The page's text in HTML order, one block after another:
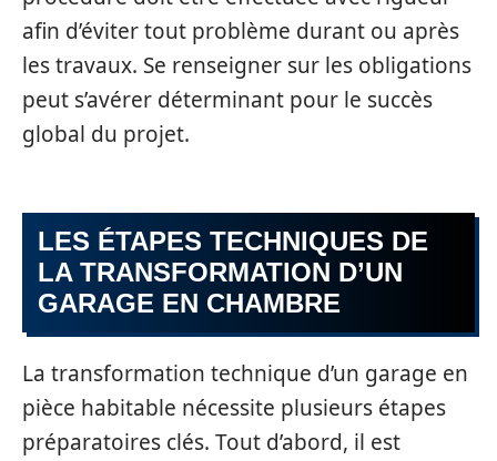
afin d’éviter tout problème durant ou après
les travaux. Se renseigner sur les obligations
peut s’avérer déterminant pour le succès
global du projet.
LES ÉTAPES TECHNIQUES DE
LA TRANSFORMATION D’UN
GARAGE EN CHAMBRE
La transformation technique d’un garage en
pièce habitable nécessite plusieurs étapes
préparatoires clés. Tout d’abord, il est